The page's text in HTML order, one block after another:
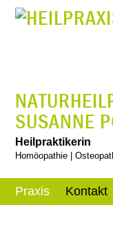
SUSANNE
Heilpraktikerin
Homöopathie |
Praxis Kontakt